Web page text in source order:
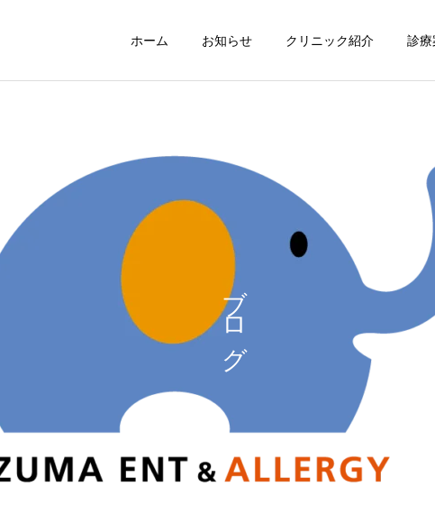
ホーム お知らせ クリニック紹介 診療
耳鼻咽喉科
かかりつけ医
睡眠障害内科
オレキシン受容体拮抗薬
（DORA）について
院長のコラム
院長の医学博士号取得につ
ブログ